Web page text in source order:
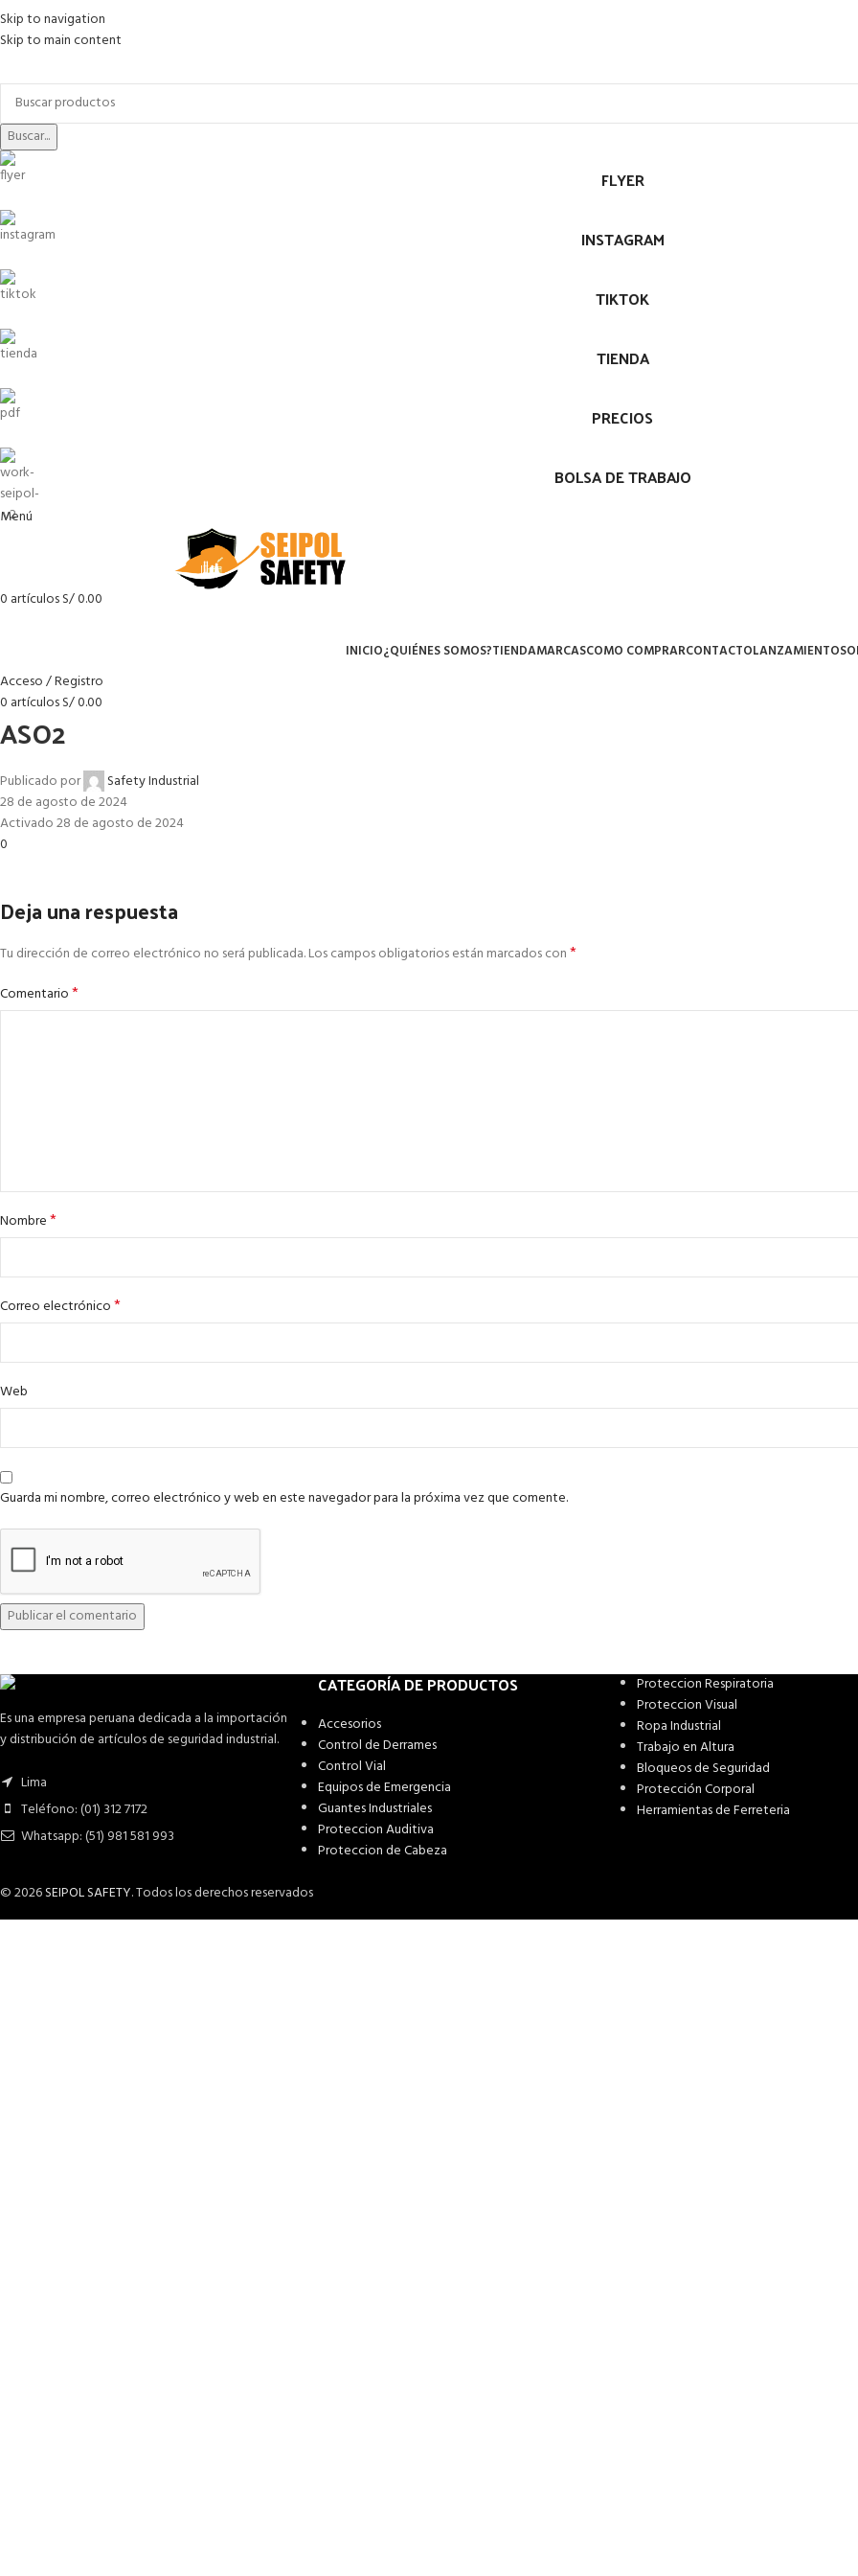
Skip to navigation
Skip to main content
Buscar...
FLYER
INSTAGRAM
TIKTOK
TIENDA
PRECIOS
BOLSA DE TRABAJO
Menú
0 artículosS/0.00
INICIO¿QUIÉNES SOMOS?TIENDAMARCASCOMO COMPRARCONTACTOLANZAMIENTOS
Acceso / Registro
0 artículosS/0.00
ASO2
Publicado por
Safety Industrial
28 de agosto de 2024
Activado 28 de agosto de 2024
0
Deja una respuesta
Tu dirección de correo electrónico no será publicada.Los campos obligatorios están marcados con*
Comentario*
Nombre*
Correo electrónico*
Web
Guarda mi nombre, correo electrónico y web en este navegador para la próxima vez que comente.
Es una empresa peruana dedicada a la importación
y distribución de artículos de seguridad industrial.
Lima
Teléfono: (01) 312 7172
Whatsapp: (51) 981 581 993
CATEGORÍA DE PRODUCTOS
Accesorios
Control de Derrames
Control Vial
Equipos de Emergencia
Guantes Industriales
Proteccion Auditiva
Proteccion de Cabeza
Proteccion Respiratoria
Proteccion Visual
Ropa Industrial
Trabajo en Altura
Bloqueos de Seguridad
Protección Corporal
Herramientas de Ferreteria
© 2026SEIPOL SAFETY. Todos los derechos reservados